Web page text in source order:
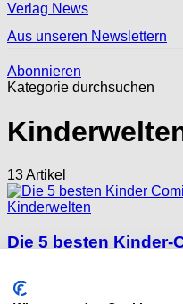
Verlag News
Aus unseren Newslettern
Abonnieren
Kategorie durchsuchen
13 Artikel
Kinderwelten
Die 5 besten Kinder-
Charlotte K.